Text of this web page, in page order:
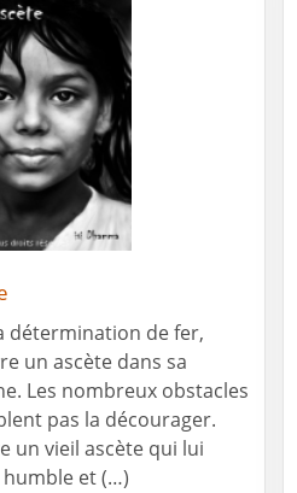
détermination de fer,
un ascète dans sa
Les nombreux obstacles
pas la décourager.
un vieil ascète qui lui
et (…)